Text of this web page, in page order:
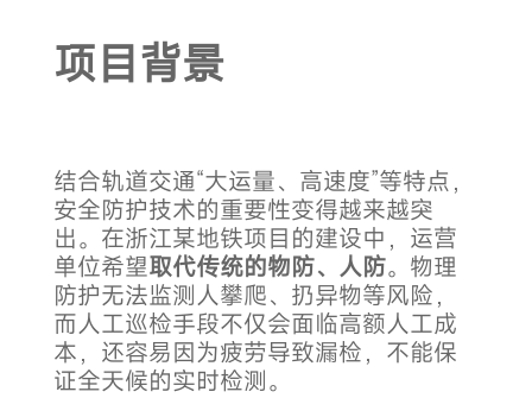
项目背景
结合轨道交通“大运量、高速度”等特点，
安全防护技术的重要性变得越来越突
出。在浙江某地铁项目的建设中，运营
单位希望取代传统的物防、人防。物理
防护无法监测人攀爬、扔异物等风险，
而人工巡检手段不仅会面临高额人工成
本，还容易因为疲劳导致漏检，不能保
证全天候的实时检测。